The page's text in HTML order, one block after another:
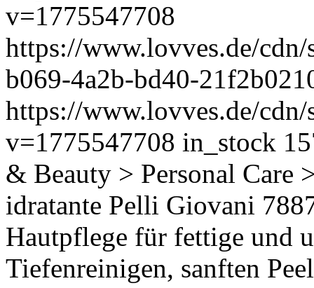
v=1775547708
https://www.lovves.de/
b069-4a2b-bd40-
https://www.lovves.de/
v=1775547708 in_stock
& Beauty > Personal Care
idratante Pelli Giovani
Hautpflege für fettige und
Tiefenreinigen, sanften